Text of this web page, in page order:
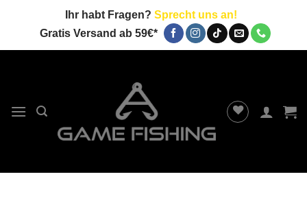
Ihr habt Fragen? Sprecht uns an!
Gratis Versand ab 59€*